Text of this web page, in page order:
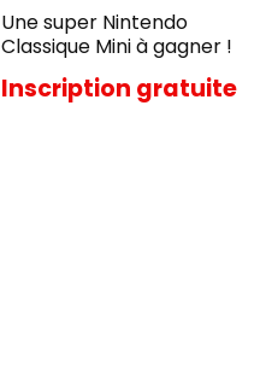
Une super Nintendo
Classique Mini à gagner !
Inscription gratuite